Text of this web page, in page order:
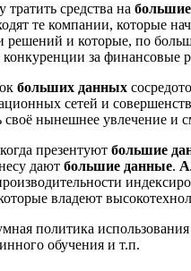
тратить средства на
те компании, которые
решений и которые, по
за финансовые
больших данных
сетей и
своё нынешнее увлечение и
презентуют большие
дают большие данные.
владеют
политика использования
обучения и т.п.